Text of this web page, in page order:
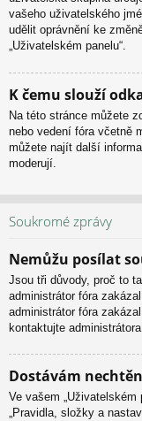
vašeho uživatelského
udělit oprávnění ke
„Uživatelském panelu“.
K čemu slouží
Na této stránce můžete
nebo vedení fóra včetně
můžete najít další
moderují.
Soukromé zprávy
Nemůžu posílat
Jsou tři důvody, proč to
administrátor fóra
administrátor fóra
kontaktujte administrátora
Dostávám
Ve vašem „Uživatelském
„Pravidla, složky a